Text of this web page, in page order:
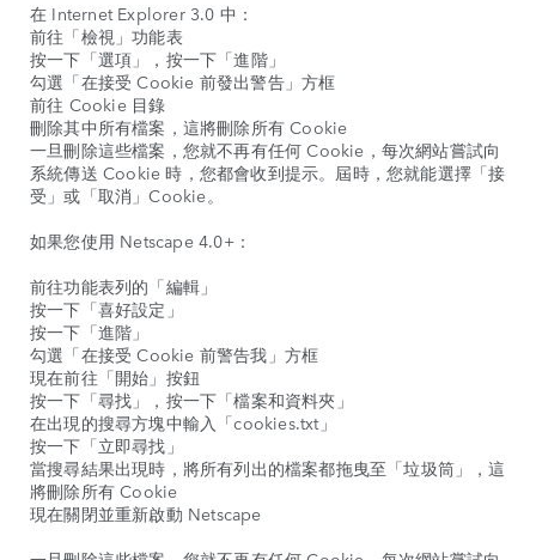
在 Internet Explorer 3.0 中：
前往「檢視」功能表
按一下「選項」，按一下「進階」
勾選「在接受 Cookie 前發出警告」方框
前往 Cookie 目錄
刪除其中所有檔案，這將刪除所有 Cookie
一旦刪除這些檔案，您就不再有任何 Cookie，每次網站嘗試向
系統傳送 Cookie 時，您都會收到提示。屆時，您就能選擇「接
受」或「取消」Cookie。
如果您使用 Netscape 4.0+：
前往功能表列的「編輯」
按一下「喜好設定」
按一下「進階」
勾選「在接受 Cookie 前警告我」方框
現在前往「開始」按鈕
按一下「尋找」，按一下「檔案和資料夾」
在出現的搜尋方塊中輸入「cookies.txt」
按一下「立即尋找」
當搜尋結果出現時，將所有列出的檔案都拖曳至「垃圾筒」，這
將刪除所有 Cookie
現在關閉並重新啟動 Netscape